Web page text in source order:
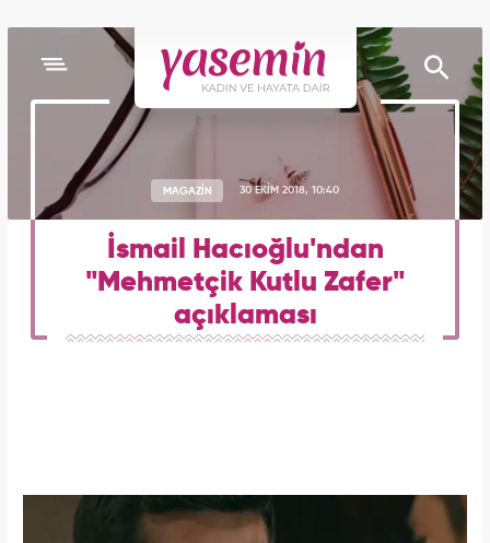
MAGAZİN 30 EKİM 2018, 10:40
İsmail Hacıoğlu'ndan
"Mehmetçik Kutlu Zafer"
açıklaması